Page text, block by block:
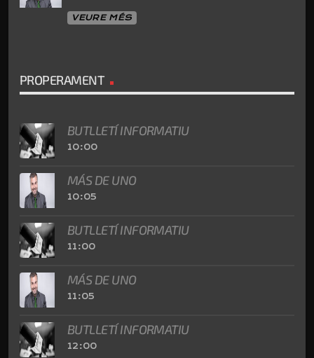
VEURE MÉS
PROPERAMENT
BUTLLETÍ INFORMATIU
10:00
MÁS DE UNO
10:05
BUTLLETÍ INFORMATIU
11:00
MÁS DE UNO
11:05
BUTLLETÍ INFORMATIU
12:00